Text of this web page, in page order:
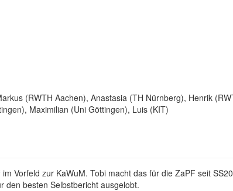
(RWTH Aachen), Anastasia (TH Nürnberg), Henrik
Maximilian (Uni Göttingen), Luis (KIT)
Vorfeld zur KaWuM. Tobi macht das für die ZaPF seit
den besten Selbstbericht ausgelobt.